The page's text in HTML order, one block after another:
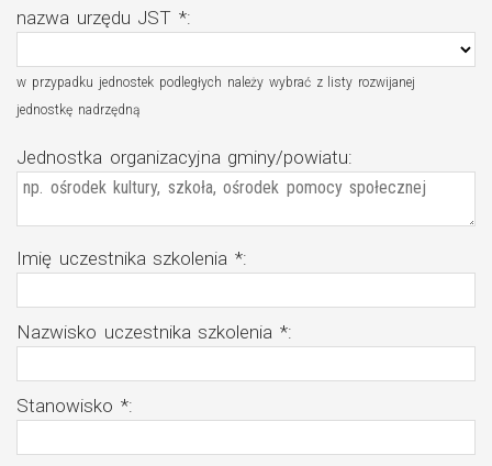
nazwa urzędu JST *:
w przypadku jednostek podległych należy wybrać z listy rozwijanej
jednostkę nadrzędną
Jednostka organizacyjna gminy/powiatu:
Imię uczestnika szkolenia *:
Nazwisko uczestnika szkolenia *:
Stanowisko *: